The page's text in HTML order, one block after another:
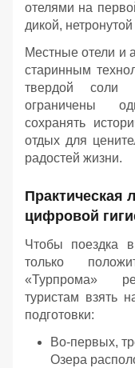
отелями на
дикой, нетронутой
Местные отели и
старинным
твердой соли
ограничены
сохранять
отдых для
радостей жизни.
Практическая
цифровой
Чтобы поездка
только
«Турпрома»
туристам взять
подготовки:
Во-первых,
Озера